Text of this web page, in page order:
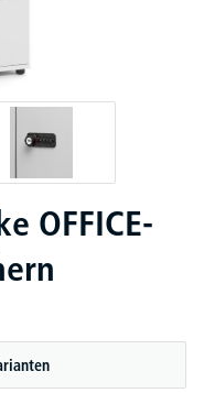
OFFICE-